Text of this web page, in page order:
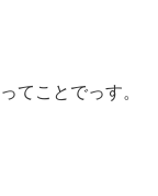
てことでっす。